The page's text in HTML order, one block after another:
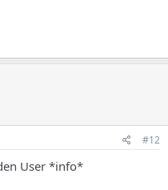
#12
User *info*